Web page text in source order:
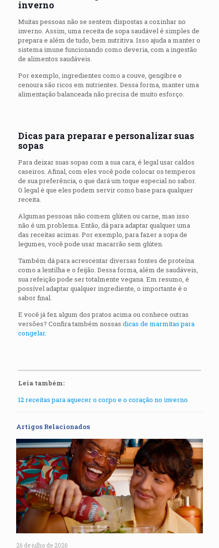
inverno
Muitas pessoas não se sentem dispostas a cozinhar no
inverno. Assim, uma receita de sopa saudável é simples de
prepara e além de tudo, bem nutritiva. Isso ajuda a manter o
sistema imune funcionando como deveria, com a ingestão
de alimentos saudáveis.
Por exemplo, ingredientes como a couve, gengibre e
cenoura são ricos em nutrientes. Dessa forma, manter uma
alimentação balanceada não precisa de muito esforço.
Dicas para preparar e personalizar suas
sopas
Para deixar suas sopas com a sua cara, é legal usar caldos
caseiros. Afinal, com eles você pode colocar os temperos
de sua preferência, o que dará um toque especial no sabor.
O legal é que eles podem servir como base para qualquer
receita.
Algumas pessoas não comem glúten ou carne, mas isso
não é um problema. Então, dá para adaptar qualquer uma
das receitas acimas. Por exemplo, para fazer a sopa de
legumes, você pode usar macarrão sem glúten.
Também dá para acrescentar diversas fontes de proteína
como a lentilha e o feijão. Dessa forma, além de saudáveis,
sua refeição pode ser totalmente vegana. Em resumo, é
possível adaptar qualquer ingrediente, o importante é o
sabor final.
E você já fez algum dos pratos acima ou conhece outras
versões? Confira também nossas dicas de marmitas para
congelar.
Leia também:
12 receitas para aquecer o corpo e o coração no inverno
Artigos Relacionados
26 de julho de 2026